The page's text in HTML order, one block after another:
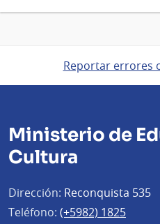
Reportar errores
Ministerio de
Cultura
Dirección: Reconquista 535
Teléfono: (+5982) 1825